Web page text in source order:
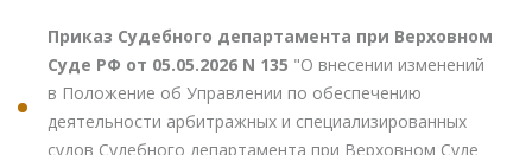
Приказ Судебного департамента при Верховном
Суде РФ от 05.05.2026 N 135 "О внесении изменений
в Положение об Управлении по обеспечению
деятельности арбитражных и специализированных
судов Судебного департамента при Верховном Суде